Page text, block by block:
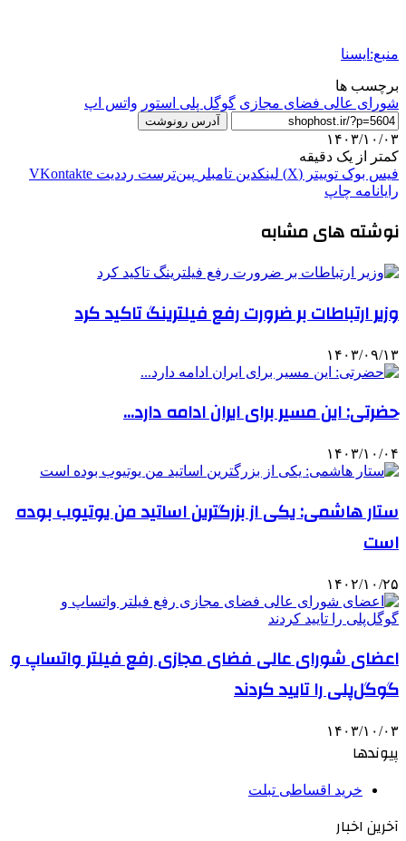
منبع:ایسنا
برچسب ها
شورای عالی فضای مجازی گوگل پلی استور واتس اپ
آدرس رونوشت
۱۴۰۳/۱۰/۰۳
کمتر از یک دقیقه
فیس بوک توییتر (X) لینکدین ‫تامبلر ‫پین‌ترست ‫رددیت ‫VKontakte
رایانامه چاپ
نوشته های مشابه
وزیر ارتباطات بر ضرورت رفع فیلترینگ تاکید کرد
۱۴۰۳/۰۹/۱۳
حضرتی: این مسیر برای ایران ادامه دارد…
۱۴۰۳/۱۰/۰۴
ستار هاشمی: یکی از بزرگترین اساتید من یوتیوب بوده
است
۱۴۰۲/۱۰/۲۵
اعضای شورای عالی فضای مجازی رفع فیلتر واتساپ و
گوگل‌پلی را تایید کردند
۱۴۰۳/۱۰/۰۳
پیوندها
خرید اقساطی تبلت
آخرین اخبار